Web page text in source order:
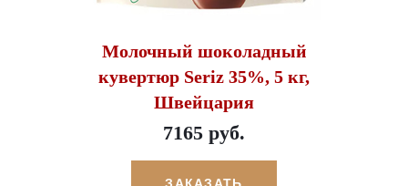
Молочный шоколадный
кувертюр Seriz 35%, 5 кг,
Швейцария
7165 руб.